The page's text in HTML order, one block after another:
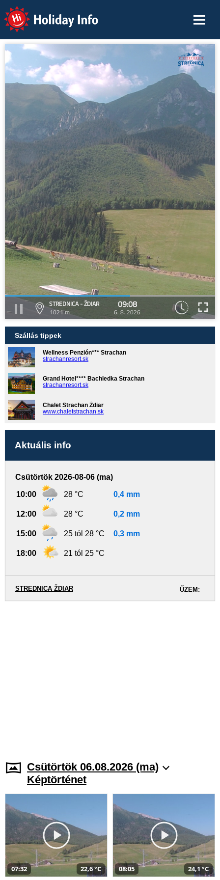
Holiday Info
STREDNICA - ŽDIAR
1021 m
09:08
6. 8. 2026
Szállás tippek
Wellness Penzión*** Strachan
strachanresort.sk
Grand Hotel**** Bachledka Strachan
strachanresort.sk
Chalet Strachan Ždiar
www.chaletstrachan.sk
Aktuális info
Csütörtök 2026-08-06 (ma)
10:00 28 °C 0,4 mm
12:00 28 °C 0,2 mm
15:00 25 tól 28 °C 0,3 mm
18:00 21 tól 25 °C
ŰZEM:
STREDNICA ŽDIAR
Csütörtök 06.08.2026 (ma)
Képtörténet
07:32 22,6 °C 08:05 24,1 °C